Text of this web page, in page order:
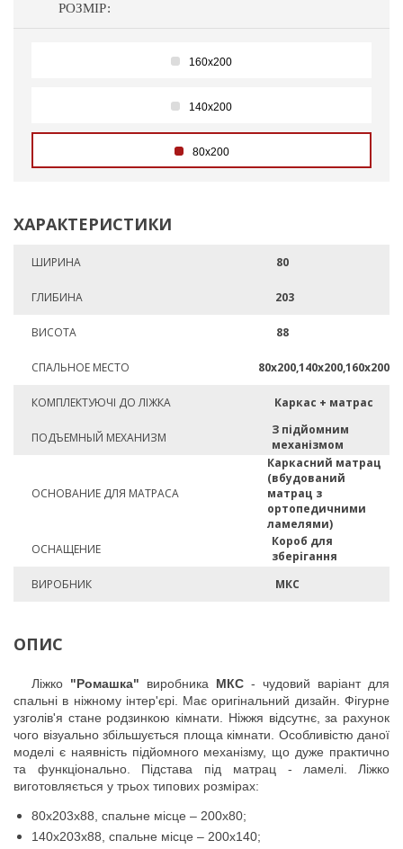
РОЗМІР:
160х200
140х200
80х200
ХАРАКТЕРИСТИКИ
ШИРИНА 80
ГЛИБИНА 203
ВИСОТА 88
СПАЛЬНОЕ МЕСТО 80х200,140х200,160х200
КОМПЛЕКТУЮЧІ ДО ЛІЖКА Каркас + матрас
ПОДЪЕМНЫЙ МЕХАНИЗМ
З підйомним
механізмом
ОСНОВАНИЕ ДЛЯ МАТРАСА
Каркасний матрац
(вбудований
матрац з
ортопедичними
ламелями)
ОСНАЩЕНИЕ
Короб для
зберігання
ВИРОБНИК
МКС
ОПИС
Ліжко "Ромашка" виробника МКС- чудовий варіант для
спальні в ніжному інтер'єрі. Має оригінальний дизайн. Фігурне
узголів'я стане родзинкою кімнати. Ніжжя відсутнє, за рахунок
чого візуально збільшується площа кімнати. Особливістю даної
моделі є наявність підйомного механізму, що дуже практично
та функціонально. Підстава під матрац - ламелі.
Ліжко
виготовляється у трьох типових розмірах:
80х203х88, спальне місце – 200х80;
140х203х88, спальне місце – 200х140;